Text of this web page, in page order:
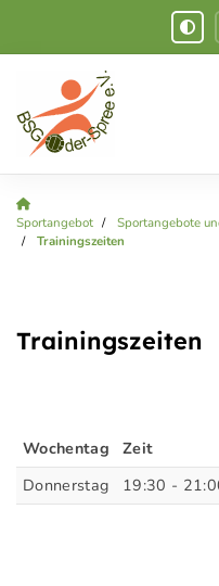
Sportangebot Sportangebote
Trainingszeiten
Trainingszeiten
Wochentag Zeit
Donnerstag
19:30 -